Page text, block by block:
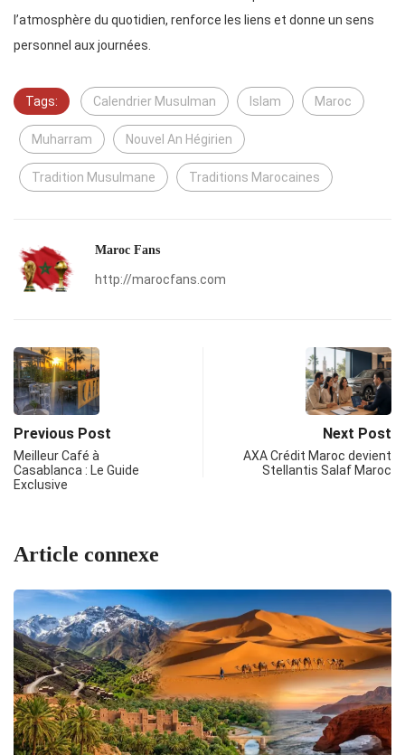
l’atmosphère du quotidien, renforce les liens et donne un sens
personnel aux journées.
Tags: Calendrier Musulman Islam Maroc
Muharram Nouvel An Hégirien
Tradition Musulmane Traditions Marocaines
Maroc Fans
http://marocfans.com
Previous Post
Meilleur Café à
Casablanca : Le Guide
Exclusive
Next Post
AXA Crédit Maroc devient
Stellantis Salaf Maroc
Article connexe